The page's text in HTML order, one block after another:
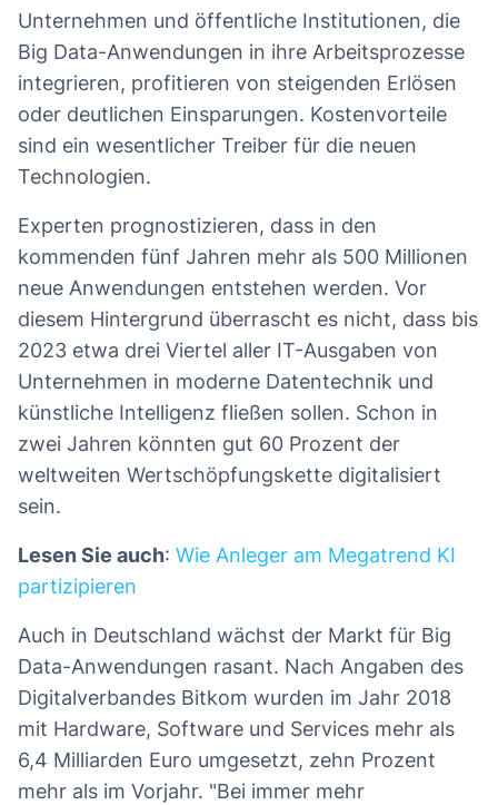
Unternehmen und öffentliche Institutionen, die
Big Data-Anwendungen in ihre Arbeitsprozesse
integrieren, profitieren von steigenden Erlösen
oder deutlichen Einsparungen. Kostenvorteile
sind ein wesentlicher Treiber für die neuen
Technologien.
Experten prognostizieren, dass in den
kommenden fünf Jahren mehr als 500 Millionen
neue Anwendungen entstehen werden. Vor
diesem Hintergrund überrascht es nicht, dass bis
2023 etwa drei Viertel aller IT-Ausgaben von
Unternehmen in moderne Datentechnik und
künstliche Intelligenz fließen sollen. Schon in
zwei Jahren könnten gut 60 Prozent der
weltweiten Wertschöpfungskette digitalisiert
sein.
Lesen Sie auch: Wie Anleger am Megatrend KI
partizipieren
Auch in Deutschland wächst der Markt für Big
Data-Anwendungen rasant. Nach Angaben des
Digitalverbandes Bitkom wurden im Jahr 2018
mit Hardware, Software und Services mehr als
6,4 Milliarden Euro umgesetzt, zehn Prozent
mehr als im Vorjahr. "Bei immer mehr